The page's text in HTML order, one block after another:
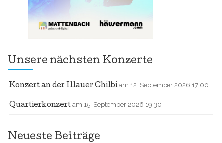
Unsere nächsten Konzerte
Konzert an der Illauer Chilbiam 12. September 2026 17:00
Quartierkonzert am 15. September 2026 19:30
Neueste Beiträge